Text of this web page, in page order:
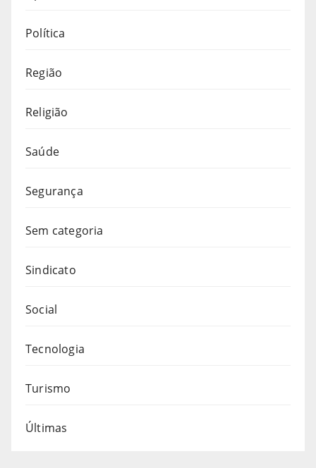
Política
Região
Religião
Saúde
Segurança
Sem categoria
Sindicato
Social
Tecnologia
Turismo
Últimas